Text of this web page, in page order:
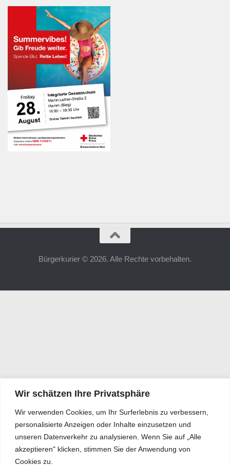
Wir schätzen Ihre Privatsphäre
Wir verwenden Cookies, um Ihr Surferlebnis zu verbessern,
personalisierte Anzeigen oder Inhalte einzusetzen und
unseren Datenverkehr zu analysieren. Wenn Sie auf „Alle
akzeptieren" klicken, stimmen Sie der Anwendung von
Cookies zu.
Bürgerkurier © 2026. Alle Rechte vorbehalten.